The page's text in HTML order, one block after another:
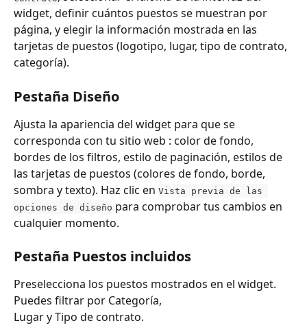
widget, definir cuántos puestos se muestran por
página, y elegir la información mostrada en las
tarjetas de puestos (logotipo, lugar, tipo de contrato,
categoría).
Pestaña Diseño
Ajusta la apariencia del widget para que se
corresponda con tu sitio web : color de fondo,
bordes de los filtros, estilo de paginación, estilos de
las tarjetas de puestos (colores de fondo, borde,
sombra y texto). Haz clic en Vista previa de las
opciones de diseño para comprobar tus cambios en
cualquier momento.
Pestaña Puestos incluidos
Preselecciona los puestos mostrados en el widget.
Puedes filtrar por Categoría,
Lugar y Tipo de contrato.